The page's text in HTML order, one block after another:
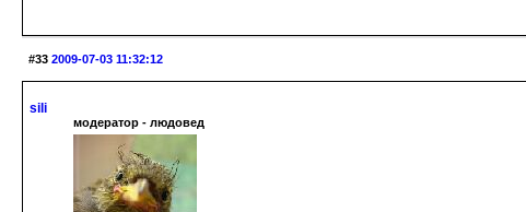
#33 2009-07-03 11:32:12
sili
модератор - людовед